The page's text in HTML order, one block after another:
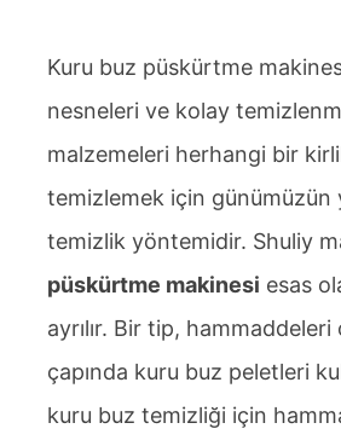
Kuru buz püskürtme
nesneleri ve kolay
malzemeleri herhangi bir
temizlemek için günümüzün
temizlik yöntemidir. Shuliy
püskürtme makinesi esas
ayrılır. Bir tip,
çapında kuru buz peletleri
kuru buz temizliği için